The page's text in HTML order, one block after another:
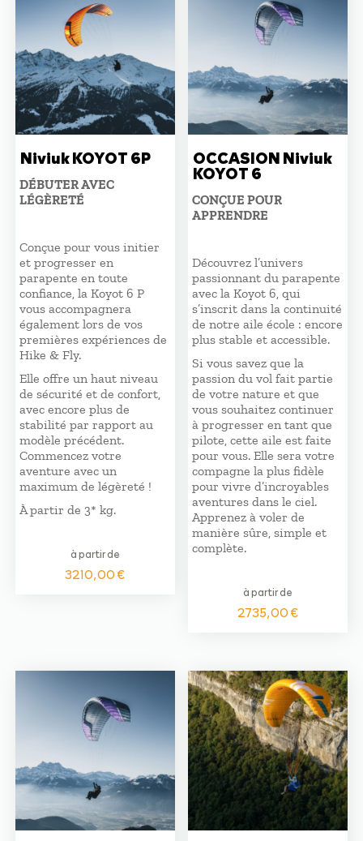
Niviuk KOYOT 6P
DÉBUTER AVEC
LÉGÈRETÉ
Conçue pour vous initier
et progresser en
parapente en toute
confiance, la Koyot 6 P
vous accompagnera
également lors de vos
premières expériences de
Hike & Fly.
Elle offre un haut niveau
de sécurité et de confort,
avec encore plus de
stabilité par rapport au
modèle précédent.
Commencez votre
aventure avec un
maximum de légèreté !
À partir de 3* kg.
à partir de
3210,00€
OCCASION Niviuk
KOYOT 6
CONÇUE POUR
APPRENDRE
Découvrez l’univers
passionnant du parapente
avec la Koyot 6, qui
s’inscrit dans la continuité
de notre aile école : encore
plus stable et accessible.
Si vous savez que la
passion du vol fait partie
de votre nature et que
vous souhaitez continuer
à progresser en tant que
pilote, cette aile est faite
pour vous. Elle sera votre
compagne la plus fidèle
pour vivre d’incroyables
aventures dans le ciel.
Apprenez à voler de
manière sûre, simple et
complète.
à partir de
2735,00€